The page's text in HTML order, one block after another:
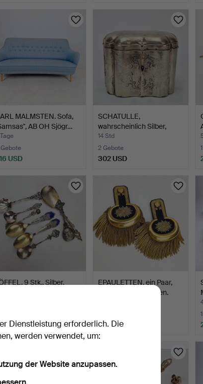
MALMSTEN. Sofa,
AB OH Sjögr…
USD
SCHATULLE,
wahrscheinlich Silber,
ohne Ste…
14 Std
2 Gebote
302 USD
9 Stk., Silber,
USD
EPAULETTEN, ein Paar,
Schweden, im Kasten.
253 USD
Dienstleistung erforderlich. Die
werden verwendet, um:
der Website anzupassen.